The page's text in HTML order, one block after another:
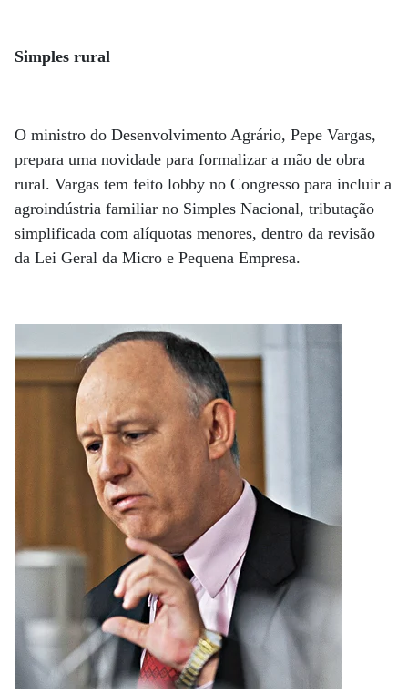
Simples rural
O ministro do Desenvolvimento Agrário, Pepe Vargas,
prepara uma novidade para formalizar a mão de obra
rural. Vargas tem feito lobby no Congresso para incluir a
agroindústria familiar no Simples Nacional, tributação
simplificada com alíquotas menores, dentro da revisão
da Lei Geral da Micro e Pequena Empresa.